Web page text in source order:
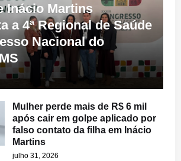
Inácio Martins
a 4ª Regional de Saúde
Nacional do
Mulher perde mais de R$ 6 mil
após cair em golpe aplicado por
falso contato da filha em Inácio
Martins
julho 31, 2026